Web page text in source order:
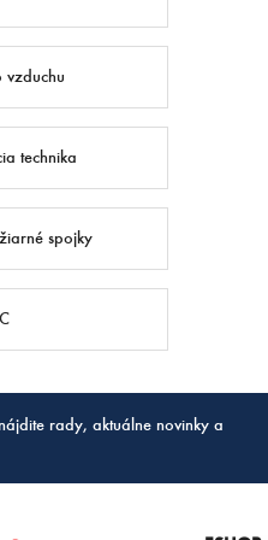
vzduchu
technika
spojky
rady, aktuálne novinky a